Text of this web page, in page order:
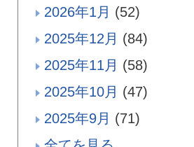
2026年1月 (52)
2025年12月 (84)
2025年11月 (58)
2025年10月 (47)
2025年9月 (71)